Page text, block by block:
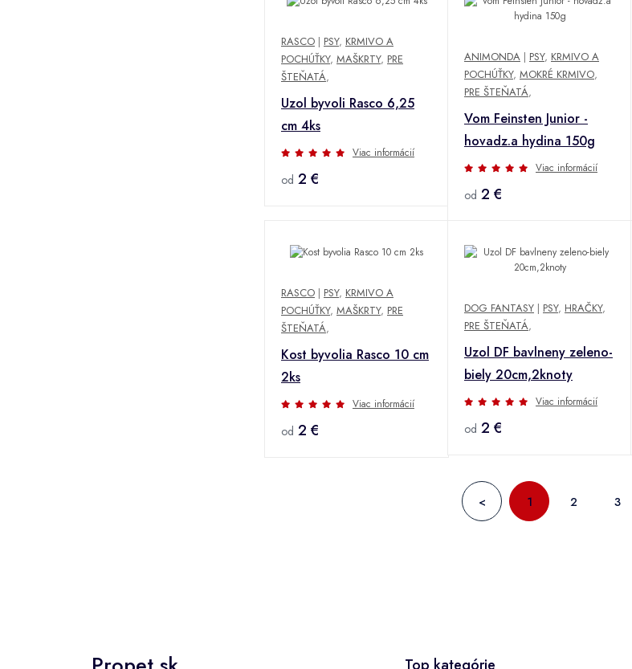
RASCO | PSY, KRMIVO A
POCHÚŤKY, MAŠKRTY, PRE
ŠTEŇATÁ,
Uzol byvoli Rasco 6,25
cm 4ks
Viac informácií
od 2 €
ANIMONDA | PSY, KRMIVO A
POCHÚŤKY, MOKRÉ KRMIVO,
PRE ŠTEŇATÁ,
Vom Feinsten Junior -
hovadz.a hydina 150g
Viac informácií
od 2 €
RASCO | PSY, KRMIVO A
POCHÚŤKY, MAŠKRTY, PRE
ŠTEŇATÁ,
Kost byvolia Rasco 10 cm
2ks
Viac informácií
od 2 €
DOG FANTASY | PSY, HRAČKY,
PRE ŠTEŇATÁ,
Uzol DF bavlneny zeleno-
biely 20cm,2knoty
Viac informácií
od 2 €
< 1 2 3